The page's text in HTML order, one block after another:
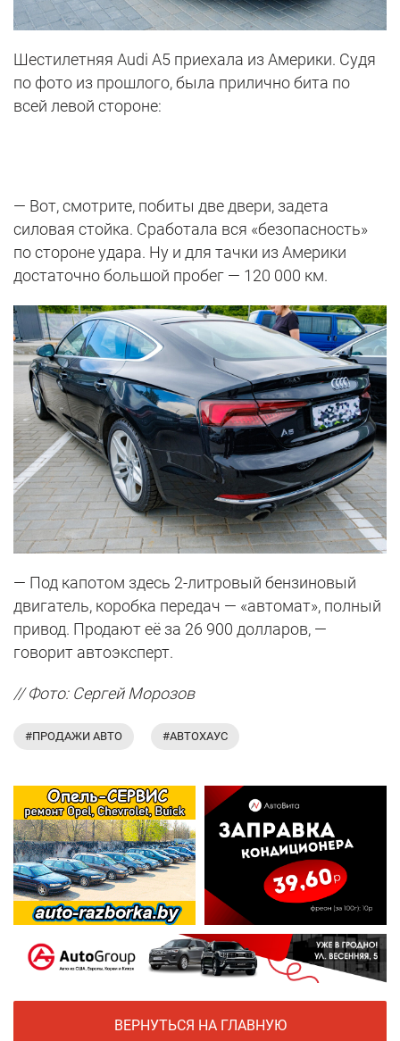
Шестилетняя Audi A5 приехала из Америки. Судя
по фото из прошлого, была прилично бита по
всей левой стороне:
— Вот, смотрите, побиты две двери, задета
силовая стойка. Сработала вся «безопасность»
по стороне удара. Ну и для тачки из Америки
достаточно большой пробег — 120 000 км.
— Под капотом здесь 2-литровый бензиновый
двигатель, коробка передач — «автомат», полный
привод. Продают её за 26 900 долларов, —
говорит автоэксперт.
// Фото: Сергей Морозов
#ПРОДАЖИ АВТО #АВТОХАУС
ВЕРНУТЬСЯ НА ГЛАВНУЮ